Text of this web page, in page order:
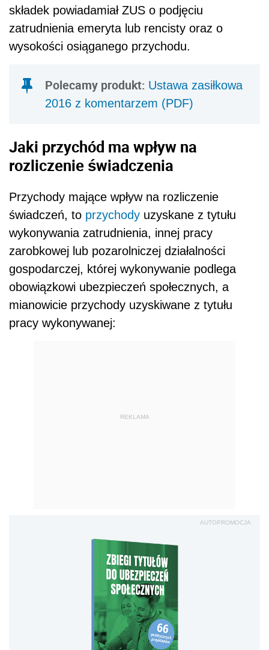
składek powiadamiał ZUS o podjęciu
zatrudnienia emeryta lub rencisty oraz o
wysokości osiąganego przychodu.
Polecamy produkt: Ustawa zasiłkowa
2016 z komentarzem (PDF)
Jaki przychód ma wpływ na
rozliczenie świadczenia
Przychody mające wpływ na rozliczenie
świadczeń, to przychody uzyskane z tytułu
wykonywania zatrudnienia, innej pracy
zarobkowej lub pozarolniczej działalności
gospodarczej, której wykonywanie podlega
obowiązkowi ubezpieczeń społecznych, a
mianowicie przychody uzyskiwane z tytułu
pracy wykonywanej:
REKLAMA
AUTOPROMOCJA